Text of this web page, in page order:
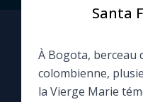
L'actualité de la
La chaîne Youtube
Santa
À Bogota, berceau
colombienne,
la Vierge Marie